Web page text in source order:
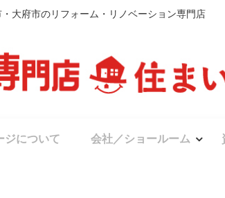
大府市のリフォーム・リノベーション専門店
ジについて 会社／ショールーム